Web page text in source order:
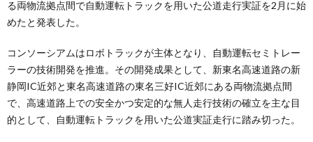
る両物流拠点間で自動運転トラックを用いた公道走行実証を2月に始
めたと発表した。
コンソーシアムはロボトラックが主体となり、自動運転セミトレー
ラーの技術開発を推進。その開発成果として、新東名高速道路の新
静岡IC近郊と東名高速道路の東名三好IC近郊にある両物流拠点間
で、高速道路上での安全かつ安定的な無人走行技術の確立を主な目
的として、自動運転トラックを用いた公道実証走行に踏み切った。